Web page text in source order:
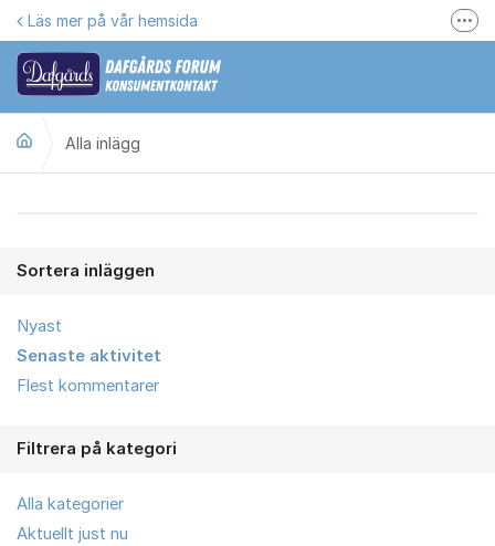
Hoppa till innehåll
Läs mer på vår hemsida
Alla inlägg
Sortera inläggen
Nyast
Senaste aktivitet
Flest kommentarer
Filtrera på kategori
Alla kategorier
Aktuellt just nu